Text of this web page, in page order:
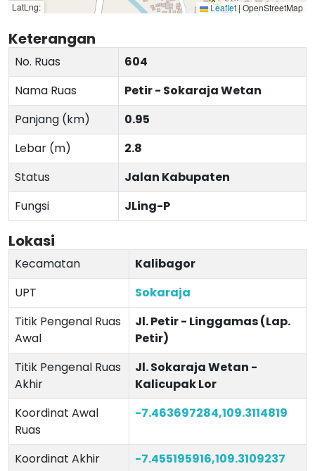
LatLng: Leaflet | OpenStreetMap
Keterangan
No. Ruas
604
Nama Ruas
Petir - Sokaraja Wetan
Panjang (km)
0.95
Lebar (m)
2.8
Status
Jalan Kabupaten
Fungsi
JLing-P
Lokasi
Kecamatan
Kalibagor
UPT
Sokaraja
Titik Pengenal Ruas
Awal
Jl. Petir - Linggamas (Lap.
Petir)
Titik Pengenal Ruas
Akhir
Jl. Sokaraja Wetan -
Kalicupak Lor
Koordinat Awal
Ruas
-7.463697284,109.3114819
Koordinat Akhir
-7.455195916,109.3109237